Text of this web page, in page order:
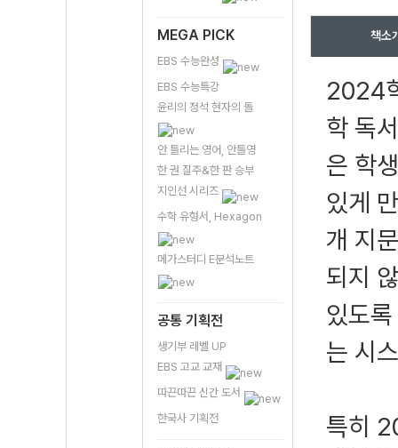
MEGA PICK
EBS 수능완성
EBS 수능특강
윤리의 정석 현자의 돌
안 틀리는 영어, 안틀영
한 권 질주&한 판 승부
지인선 시리즈
수학 유형서, Hexagon
메가스터디 E분석노트
공통 기획전
생기부 레벨 UP
EBS 고교 교재
따끈따끈 신간 도서
한국사 기획전
책소
2024
학 독
은 학
있게
개 지
되지
있도
는 시
특히